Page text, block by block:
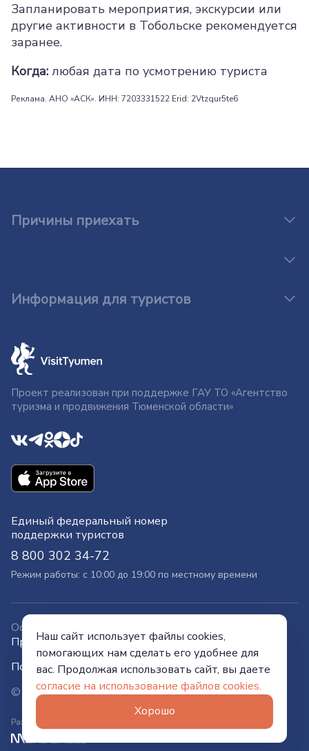
Запланировать мероприятия, экскурсии или
другие активности в Тобольске рекомендуется
заранее.
Когда: любая дата по усмотрению туриста
Реклама. АНО «АСК». ИНН: 7203331522 Erid: 2Vtzqur5te6
Причины приехать
Информация для туристов
Проект реализован при поддержке ГАУ ТО «Агентство
туризма и продвижения Тюменской области»
Единый федеральный номер
поддержки туристов
8 800 302 34-72
Режим работы: с 10:00 до 19:00 по местному времени
Официальный сайт
Правительства Тюменской области
Политика конфиденциальности
© Visit Tyumen, 2026
Разработано в
Наш сайт использует файлы cookies,
помогающих нам сделать его удобнее для
вас. Продолжая использовать сайт, вы даете
согласие на использование файлов cookies.
Хорошо